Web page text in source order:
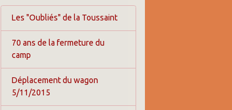
Les "Oubliés" de la Toussaint
70 ans de la fermeture du
camp
Déplacement du wagon
5/11/2015